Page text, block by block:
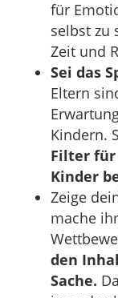
für
selbst zu
Zeit und
Sei das
Eltern
Kindern.
Filter für
Kinder
Zeige
mache
den
Sache.